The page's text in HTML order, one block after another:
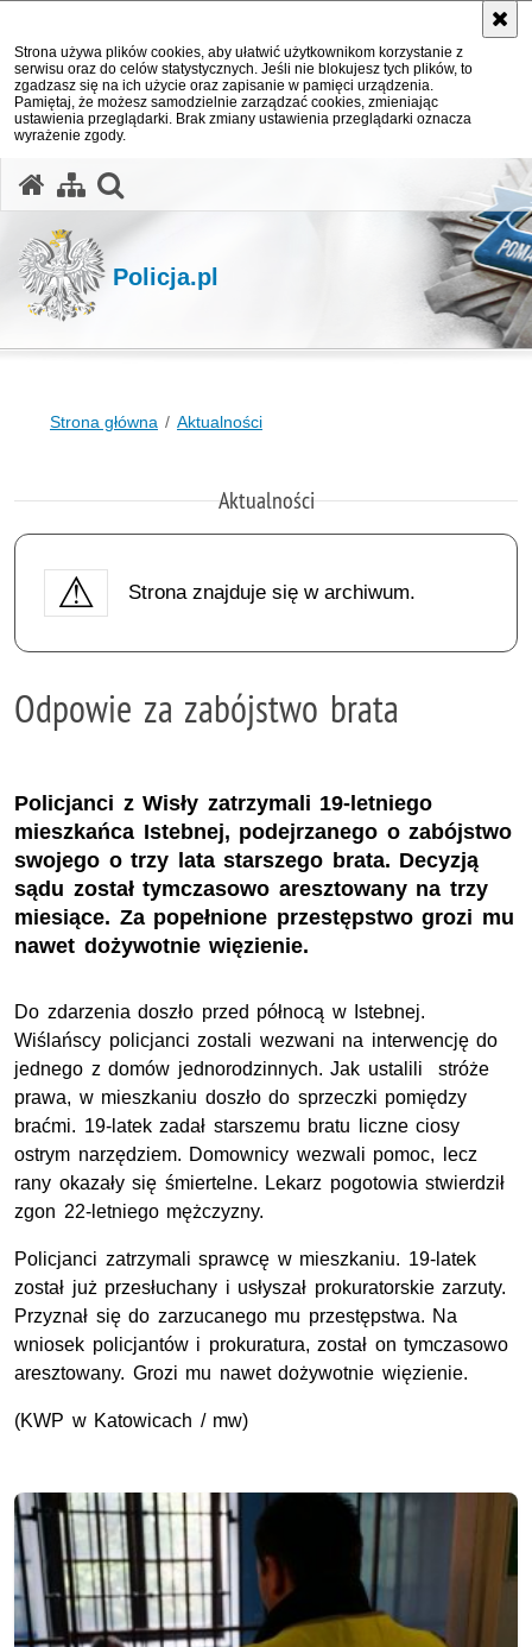
Strona używa plików cookies, aby ułatwić użytkownikom korzystanie z
serwisu oraz do celów statystycznych. Jeśli nie blokujesz tych plików, to
zgadzasz się na ich użycie oraz zapisanie w pamięci urządzenia.
Pamiętaj, że możesz samodzielnie zarządzać cookies, zmieniając
ustawienia przeglądarki. Brak zmiany ustawienia przeglądarki oznacza
wyrażenie zgody.
Policja.pl
Strona główna Aktualności
Aktualności
Strona znajduje się w archiwum.
Odpowie za zabójstwo brata
Policjanci z Wisły zatrzymali 19-letniego
mieszkańca Istebnej, podejrzanego o zabójstwo
swojego o trzy lata starszego brata. Decyzją
sądu został tymczasowo aresztowany na trzy
miesiące. Za popełnione przestępstwo grozi mu
nawet dożywotnie więzienie.
Do zdarzenia doszło przed północą w Istebnej.
Wiślańscy policjanci zostali wezwani na interwencję do
jednego z domów jednorodzinnych. Jak ustalili stróże
prawa, w mieszkaniu doszło do sprzeczki pomiędzy
braćmi. 19-latek zadał starszemu bratu liczne ciosy
ostrym narzędziem. Domownicy wezwali pomoc, lecz
rany okazały się śmiertelne. Lekarz pogotowia stwierdził
zgon 22-letniego mężczyzny.
Policjanci zatrzymali sprawcę w mieszkaniu. 19-latek
został już przesłuchany i usłyszał prokuratorskie zarzuty.
Przyznał się do zarzucanego mu przestępstwa. Na
wniosek policjantów i prokuratura, został on tymczasowo
aresztowany. Grozi mu nawet dożywotnie więzienie.
(KWP w Katowicach / mw)